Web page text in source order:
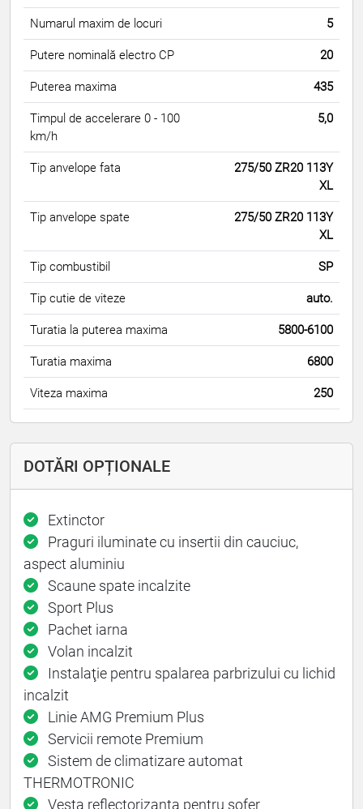
Numarul maxim de locuri 5
Putere nominală electro CP 20
Puterea maxima 435
Timpul de accelerare 0 - 100
km/h
5,0
Tip anvelope fata
275/50 ZR20 113Y
XL
Tip anvelope spate
275/50 ZR20 113Y
XL
Tip combustibil SP
Tip cutie de viteze auto.
Turatia la puterea maxima 5800-6100
Turatia maxima 6800
Viteza maxima 250
DOTĂRI OPȚIONALE
Extinctor
Praguri iluminate cu insertii din cauciuc,
aspect aluminiu
Scaune spate incalzite
Sport Plus
Pachet iarna
Volan incalzit
Instalaţie pentru spalarea parbrizului cu lichid
incalzit
Linie AMG Premium Plus
Servicii remote Premium
Sistem de climatizare automat
THERMOTRONIC
Vesta reflectorizanta pentru sofer